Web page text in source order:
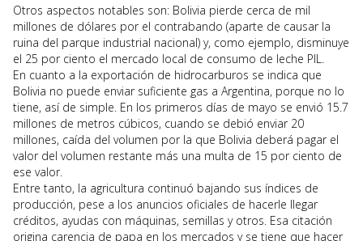
Otros aspectos notables son: Bolivia pierde cerca de mil
millones de dólares por el contrabando (aparte de causar la
ruina del parque industrial nacional) y, como ejemplo, disminuye
el 25 por ciento el mercado local de consumo de leche PIL.
En cuanto a la exportación de hidrocarburos se indica que
Bolivia no puede enviar suficiente gas a Argentina, porque no lo
tiene, así de simple. En los primeros días de mayo se envió 15.7
millones de metros cúbicos, cuando se debió enviar 20
millones, caída del volumen por la que Bolivia deberá pagar el
valor del volumen restante más una multa de 15 por ciento de
ese valor.
Entre tanto, la agricultura continuó bajando sus índices de
producción, pese a los anuncios oficiales de hacerle llegar
créditos, ayudas con máquinas, semillas y otros. Esa citación
origina carencia de papa en los mercados y se tiene que hacer